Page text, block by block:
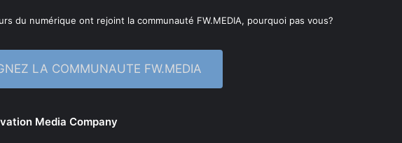
du numérique ont rejoint la communauté FW.MEDIA, pourquoi pas vous?
LA COMMUNAUTE FW.MEDIA
Media Company